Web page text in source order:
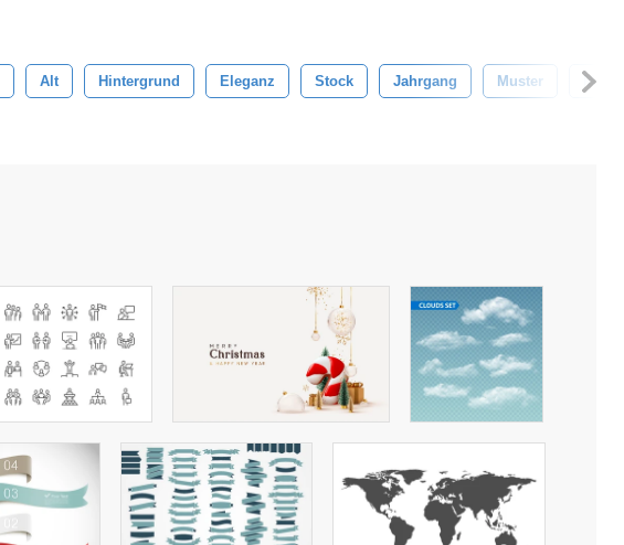
Alt Hintergrund Eleganz Stock Jahrgang Muster Mauer